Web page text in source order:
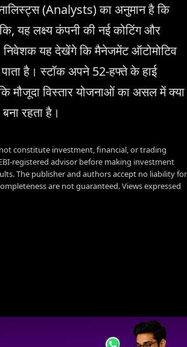
(Analysts) का अनुमान है कि
यह लक्ष्य कंपनी की नई कोटिंग और
निवेशक यह देखेंगे कि मैनेजमेंट ऑटोमोटिव
पाता है। स्टॉक अपने 52-हफ्ते के हाई
विस्तार योजनाओं का असल में क्या
रहता है।
constitute investment, financial, or trading
registered advisor before making investment
The publisher and authors accept no liability for
are not guaranteed. Views expressed